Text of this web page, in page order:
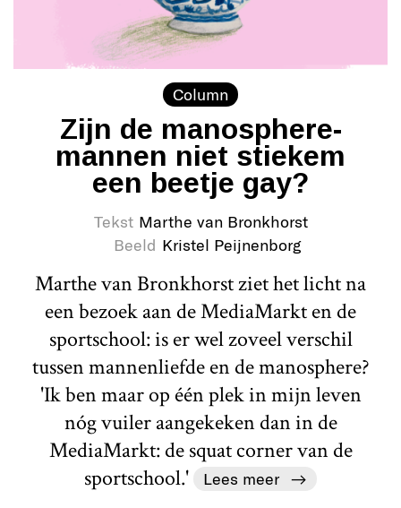
Column
Zijn de manosphere-
mannen niet stiekem
een beetje gay?
Tekst Marthe van Bronkhorst
Beeld Kristel Peijnenborg
Marthe van Bronkhorst ziet het licht na
een bezoek aan de MediaMarkt en de
sportschool: is er wel zoveel verschil
tussen mannenliefde en de manosphere?
'Ik ben maar op één plek in mijn leven
nóg vuiler aangekeken dan in de
MediaMarkt: de squat corner van de
sportschool.'
Lees meer